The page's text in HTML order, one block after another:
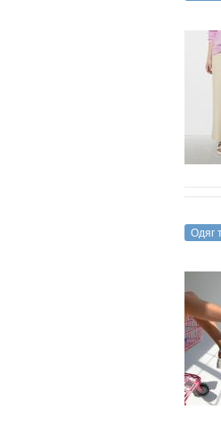
Одяг